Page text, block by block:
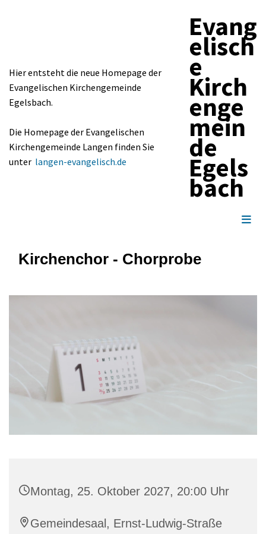
Hier entsteht die neue Homepage der
Evangelischen Kirchengemeinde
Egelsbach.
Die Homepage der Evangelischen
Kirchengemeinde Langen finden Sie
unter langen-evangelisch.de
Evang
elisch
e
Kirch
enge
mein
de
Egels
bach
Kirchenchor - Chorprobe
Montag, 25. Oktober 2027, 20:00 Uhr
Gemeindesaal, Ernst-Ludwig-Straße